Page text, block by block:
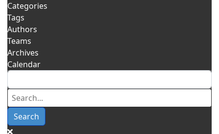
Search
Type 2 or more characters for results.
業
應
用
閉
空
間/
們
的
客
Us
Categories
Tags
Authors
Teams
Archives
Calendar
Search